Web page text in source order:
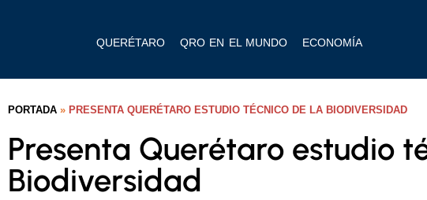
QUERÉTARO QRO EN EL MUNDO ECONOMÍA
PORTADA » PRESENTA QUERÉTARO ESTUDIO TÉCNICO DE LA BIODIVERSIDAD
Presenta Querétaro estudio
Biodiversidad